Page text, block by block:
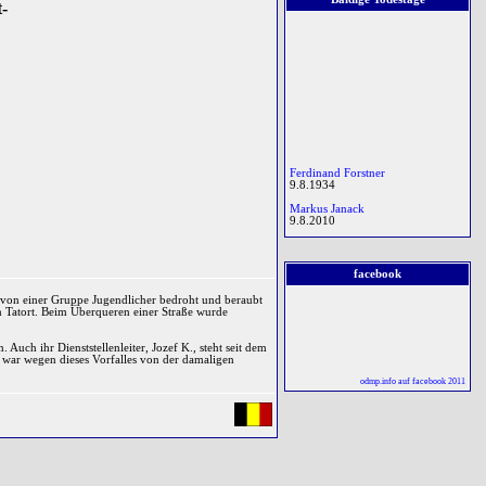
einer Gruppe Jugendlicher bedroht und beraubt
Beim Überqueren einer Straße wurde
Auch ihr Dienststellenleiter, Jozef K., steht seit dem
war wegen dieses Vorfalles von der damaligen
Paul Anlauf
Ferdinand Forstner
9.8.1934
Markus Janack
9.8.2010
Anthony Wright
9.8.1931
Norbert Schmidt
9.8.2018
facebook
odmp.info auf facebook 2011